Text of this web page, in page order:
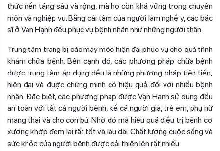
thức nền tảng sâu và rộng, mà họ còn khá vững trong chuyên
môn và nghiệp vụ. Bằng cái tâm của người làm nghề y, các bác
sĩ ở Vạn Hạnh đều phục vụ bệnh nhân như những người thân.
Trung tâm trang bị các máy móc hiện đại phục vụ cho quá trình
khám chữa bệnh. Bên cạnh đó, các phương pháp chữa bệnh
được trung tâm áp dụng đều là những phương pháp tiên tiến,
hiện đại và được chứng minh có hiệu quả đối với nhiều bệnh
nhân. Đặc biệt, các phương pháp được Vạn Hạnh sử dụng đều
an toàn với tất cả người bệnh, kể cả người già, trẻ em, phụ nữ
mang thai và cho con bú. Nhờ đó mà hiệu quả điều trị bệnh cơ
xương khớp đem lại rất tốt và lâu dài. Chất lượng cuộc sống và
sức khỏe của người bệnh được cải thiện lên rất nhiều.